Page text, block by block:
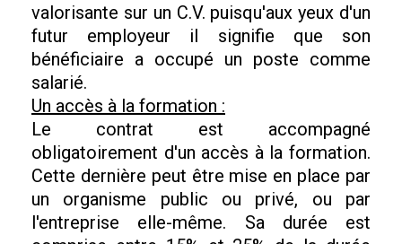
valorisante sur un C.V. puisqu'aux yeux d'un
futur employeur il signifie que son
bénéficiaire a occupé un poste comme
salarié.
Un accès à la formation :
Le contrat est accompagné
obligatoirement d'un accès à la formation.
Cette dernière peut être mise en place par
un organisme public ou privé, ou par
l'entreprise elle-même. Sa durée est